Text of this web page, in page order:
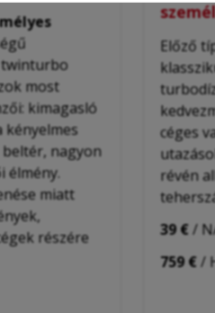
most
kimagasló
kényelmes
beltér, nagyon
élmény.
miatt
részére
Előző
céges
révén
39 €/
759 €/